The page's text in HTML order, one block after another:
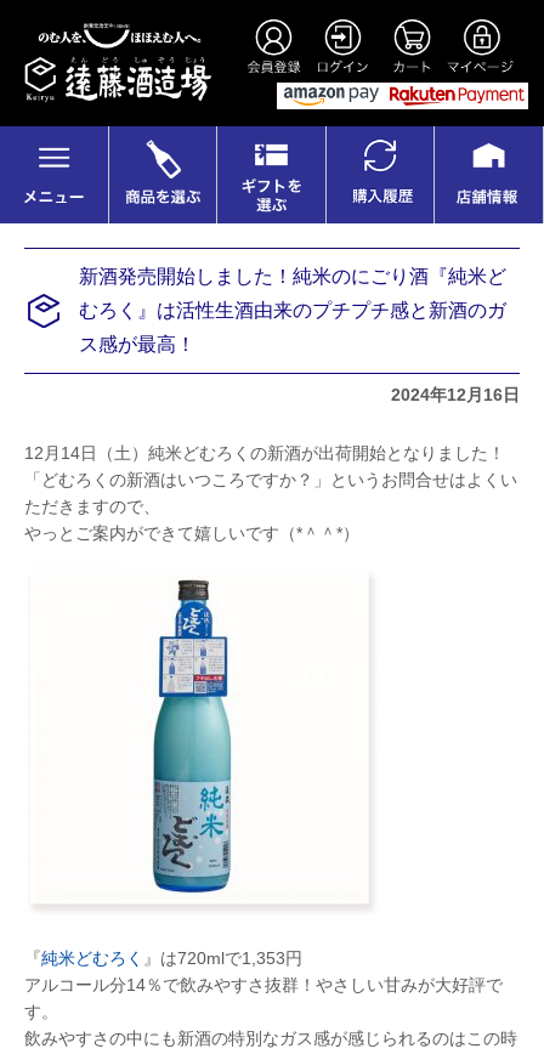
新酒発売開始しました！純米のにごり酒『純米ど
むろく』は活性生酒由来のプチプチ感と新酒のガ
ス感が最高！
2024年12月16日
12月14日（土）純米どむろくの新酒が出荷開始となりました！
「どむろくの新酒はいつころですか？」というお問合せはよくい
ただきますので、
やっとご案内ができて嬉しいです（*＾＾*）
『純米どむろく 』は720mlで1,353円
アルコール分14％で飲みやすさ抜群！やさしい甘みが大好評で
す。
飲みやすさの中にも新酒の特別なガス感が感じられるのはこの時